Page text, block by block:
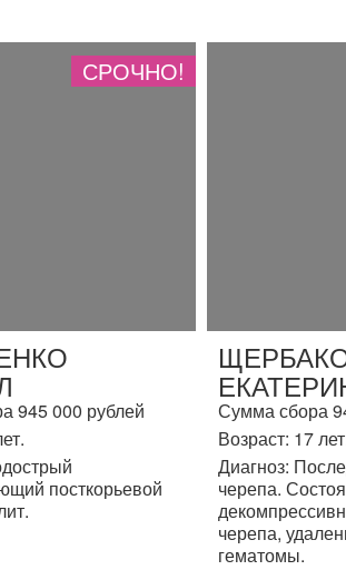
СРОЧНО!
945 000 рублей
посткорьевой
Сумма сбора
Возраст: 17
Диагноз:
черепа.
черепа,
гематомы.